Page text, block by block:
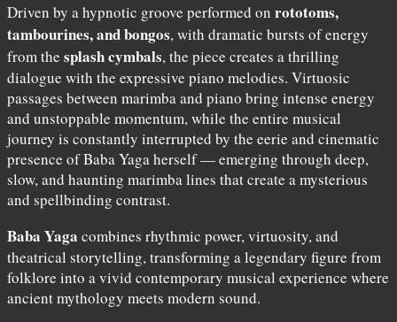
Driven by a hypnotic groove performed on rototoms,
tambourines, and bongos, with dramatic bursts of energy
from the splash cymbals, the piece creates a thrilling
dialogue with the expressive piano melodies. Virtuosic
passages between marimba and piano bring intense energy
and unstoppable momentum, while the entire musical
journey is constantly interrupted by the eerie and cinematic
presence of Baba Yaga herself — emerging through deep,
slow, and haunting marimba lines that create a mysterious
and spellbinding contrast.
Baba Yaga combines rhythmic power, virtuosity, and
theatrical storytelling, transforming a legendary figure from
folklore into a vivid contemporary musical experience where
ancient mythology meets modern sound.